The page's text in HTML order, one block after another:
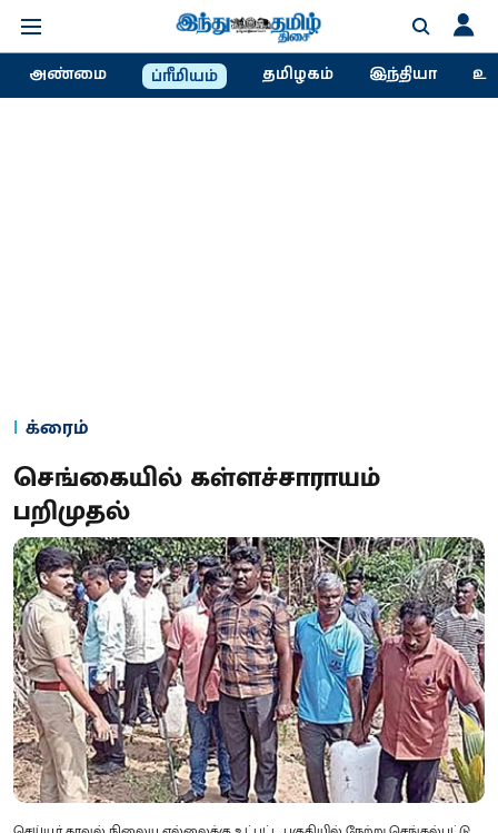
அண்மை ப்ரீமியம் தமிழகம் இந்தியா
க்ரைம்
செங்கையில் கள்ளச்சாராயம்
பறிமுதல்